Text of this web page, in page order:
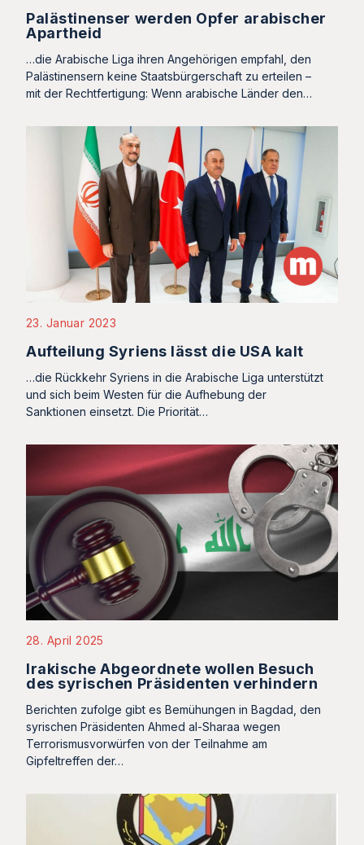
Palästinenser werden Opfer arabischer
Apartheid
…die Arabische Liga ihren Angehörigen empfahl, den
Palästinensern keine Staatsbürgerschaft zu erteilen –
mit der Rechtfertigung: Wenn arabische Länder den…
23. Januar 2023
Aufteilung Syriens lässt die USA kalt
…die Rückkehr Syriens in die Arabische Liga unterstützt
und sich beim Westen für die Aufhebung der
Sanktionen einsetzt. Die Priorität…
28. April 2025
Irakische Abgeordnete wollen Besuch
des syrischen Präsidenten verhindern
Berichten zufolge gibt es Bemühungen in Bagdad, den
syrischen Präsidenten Ahmed al-Sharaa wegen
Terrorismusvorwürfen von der Teilnahme am
Gipfeltreffen der…